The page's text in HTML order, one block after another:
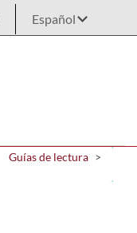
Guías de lectura